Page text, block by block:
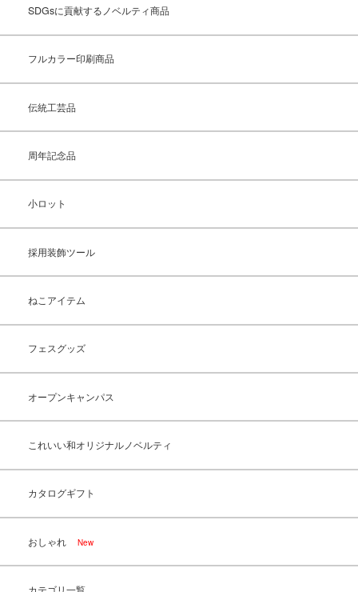
SDGsに貢献するノベルティ商品
フルカラー印刷商品
伝統工芸品
周年記念品
小ロット
採用装飾ツール
ねこアイテム
フェスグッズ
オープンキャンパス
これいい和オリジナルノベルティ
カタログギフト
おしゃれ New